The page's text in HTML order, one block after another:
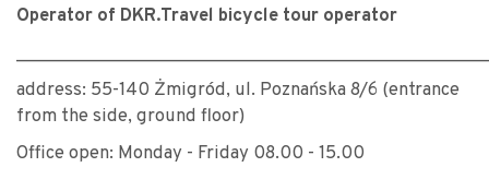
Operator of DKR.Travel bicycle tour operator
address: 55-140 Żmigród, ul. Poznańska 8/6 (entrance
from the side, ground floor)
Office open: Monday - Friday 08.00 - 15.00